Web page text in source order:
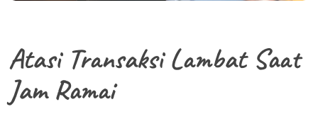
Atasi Transaksi Lambat Saat
Jam Ramai